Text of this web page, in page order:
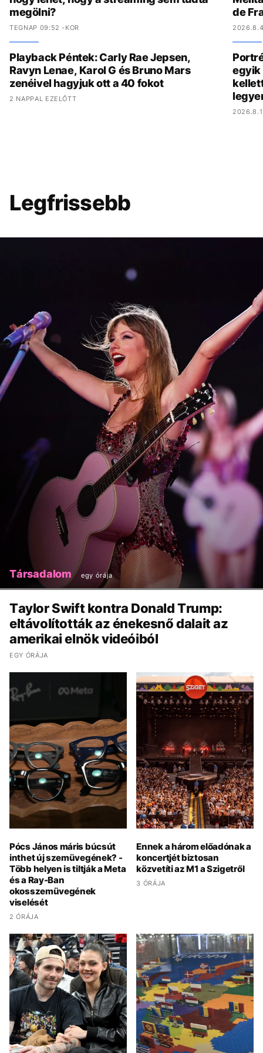
megölni?
TEGNAP 09:52 -KOR
Playback Péntek: Carly Rae Jepsen,
Ravyn Lenae, Karol G és Bruno Mars
zenéivel hagyjuk ott a 40 fokot
2 NAPPAL EZELŐTT
de
egyik
Legfrissebb
Társadalom egy órája
Taylor Swift kontra Donald Trump:
eltávolították az énekesnő dalait az
amerikai elnök videóiból
EGY ÓRÁJA
Pócs János máris búcsút
inthet új szemüvegének? -
Több helyen is tiltják a Meta
és a Ray-Ban
okosszemüvegének
viselését
2 ÓRÁJA
Ennek a három előadónak a
koncertjét biztosan
közvetíti az M1 a Szigetről
3 ÓRÁJA